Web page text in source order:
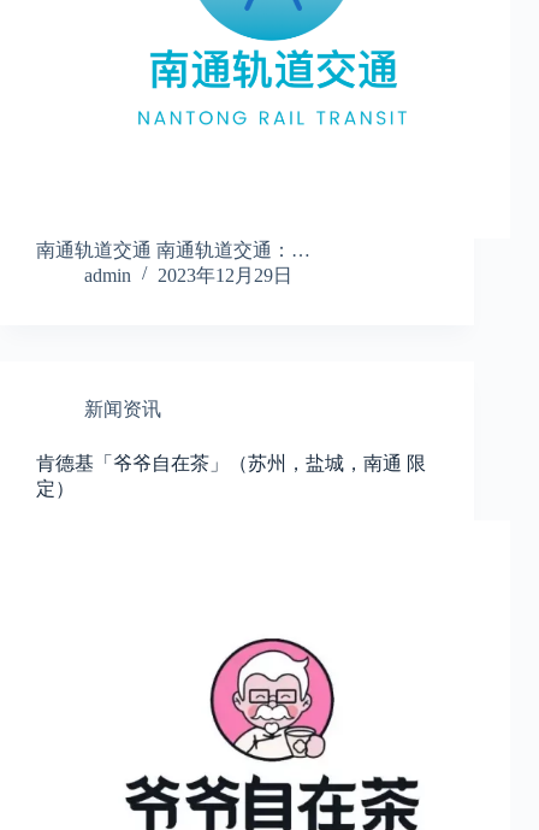
南通轨道交通 南通轨道交通：…
admin
2023年12月29日
新闻资讯
肯德基「爷爷自在茶」（苏州，盐城，南通 限
定）